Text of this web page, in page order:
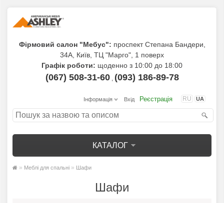
Фірмовий салон "Мебус": проспект Степана Бандери,
34А, Київ, ТЦ "Марго", 1 поверх
Графік роботи: щоденно з 10:00 до 18:00
(067) 508-31-60, (093) 186-89-78
RU UA
Інформація Вхід Реєстрація
КАТАЛОГ
» Меблі для спальні » Шафи
Шафи